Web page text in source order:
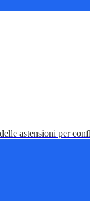
astensioni per